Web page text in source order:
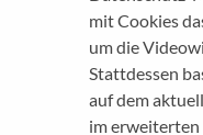
mit Cookies
um die
Stattdessen
auf dem
im